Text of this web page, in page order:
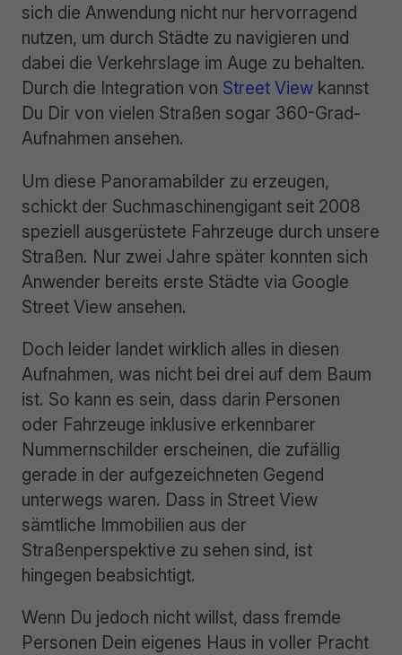
sich die Anwendung nicht nur hervorragend
nutzen, um durch Städte zu navigieren und
dabei die Verkehrslage im Auge zu behalten.
Durch die Integration von Street View kannst
Du Dir von vielen Straßen sogar 360-Grad-
Aufnahmen ansehen.
Um diese Panoramabilder zu erzeugen,
schickt der Suchmaschinengigant seit 2008
speziell ausgerüstete Fahrzeuge durch unsere
Straßen. Nur zwei Jahre später konnten sich
Anwender bereits erste Städte via Google
Street View ansehen.
Doch leider landet wirklich alles in diesen
Aufnahmen, was nicht bei drei auf dem Baum
ist. So kann es sein, dass darin Personen
oder Fahrzeuge inklusive erkennbarer
Nummernschilder erscheinen, die zufällig
gerade in der aufgezeichneten Gegend
unterwegs waren. Dass in Street View
sämtliche Immobilien aus der
Straßenperspektive zu sehen sind, ist
hingegen beabsichtigt.
Wenn Du jedoch nicht willst, dass fremde
Personen Dein eigenes Haus in voller Pracht